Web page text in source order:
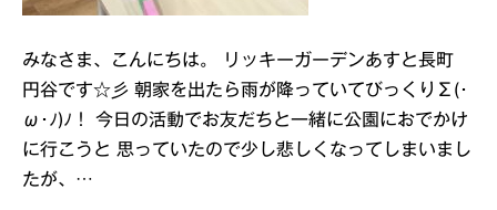
みなさま、こんにちは。 リッキーガーデンあすと長町
円谷です☆彡 朝家を出たら雨が降っていてびっくりΣ(･
ω･ﾉ)ﾉ！ 今日の活動でお友だちと一緒に公園におでかけ
に行こうと 思っていたので少し悲しくなってしまいまし
たが、…